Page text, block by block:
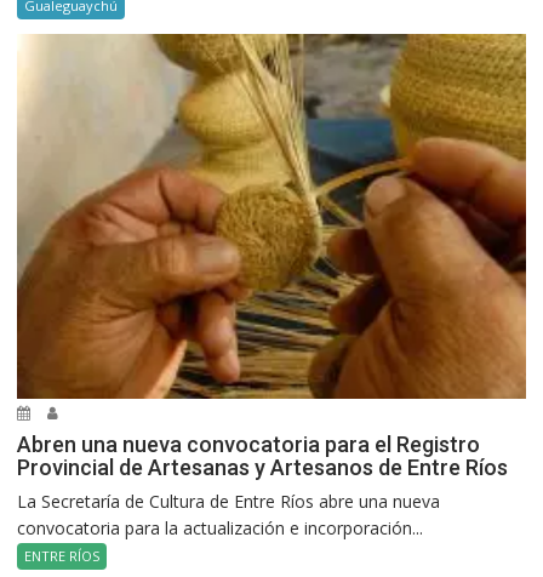
Gualeguaychú
Abren una nueva convocatoria para el Registro
Provincial de Artesanas y Artesanos de Entre Ríos
La Secretaría de Cultura de Entre Ríos abre una nueva
convocatoria para la actualización e incorporación...
ENTRE RÍOS